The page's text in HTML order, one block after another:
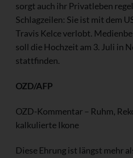
sorgt auch ihr Privatleben
Schlagzeilen: Sie ist mit dem
Travis Kelce verlobt.
soll die Hochzeit am 3. Juli in
stattfinden.
OZD/AFP
OZD-Kommentar – Ruhm,
kalkulierte Ikone
Diese Ehrung ist längst mehr